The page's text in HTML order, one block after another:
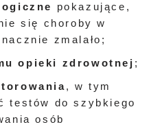
pokazujące,
się choroby w
zmalało;
opieki zdrowotnej ;
, w tym
testów do szybkiego
osób